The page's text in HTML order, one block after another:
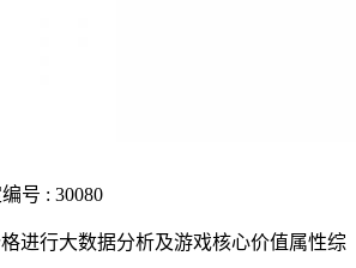
号 : 30080
进行大数据分析及游戏核心价值属性综